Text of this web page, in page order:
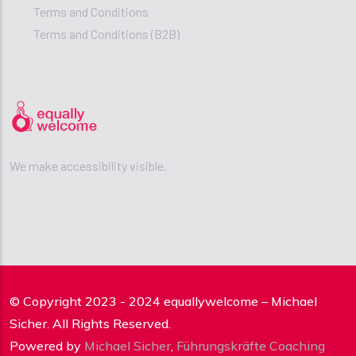
Terms and Conditions
Terms and Conditions (B2B)
We make accessibility visible.
© Copyright 2023 - 2024 equallywelcome – Michael
Sicher. All Rights Reserved.
Powered by Michael Sicher, Führungskräfte Coaching